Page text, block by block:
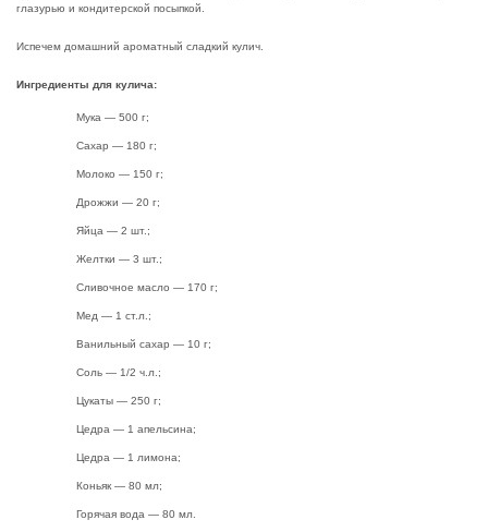
глазурью и кондитерской посыпкой.
Испечем домашний ароматный сладкий кулич.
Ингредиенты для кулича:
Мука — 500 г;
Сахар — 180 г;
Молоко — 150 г;
Дрожжи — 20 г;
Яйца — 2 шт.;
Желтки — 3 шт.;
Сливочное масло — 170 г;
Мед — 1 ст.л.;
Ванильный сахар — 10 г;
Соль — 1/2 ч.л.;
Цукаты — 250 г;
Цедра — 1 апельсина;
Цедра — 1 лимона;
Коньяк — 80 мл;
Горячая вода — 80 мл.